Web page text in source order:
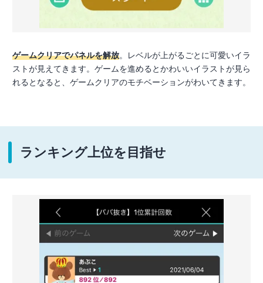
ゲームクリアでパネルを解放。レベルが上がるごとに可愛いイラ
ストが見えてきます。ゲームを進めるとかわいいイラストが見ら
れるとなると、ゲームクリアのモチベーションがわいてきます。
ランキング上位を目指せ